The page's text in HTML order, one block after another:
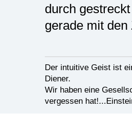
durch
gerade mit
Der intuitive Geist ist
Diener.
Wir haben eine
vergessen